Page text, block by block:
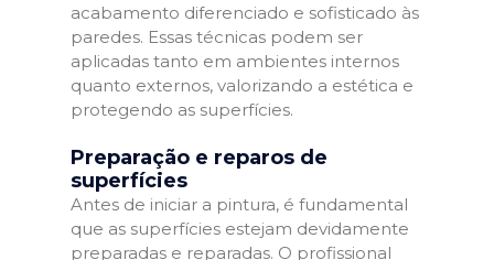
acabamento diferenciado e sofisticado às
paredes. Essas técnicas podem ser
aplicadas tanto em ambientes internos
quanto externos, valorizando a estética e
protegendo as superfícies.
Preparação e reparos de
superfícies
Antes de iniciar a pintura, é fundamental
que as superfícies estejam devidamente
preparadas e reparadas. O profissional